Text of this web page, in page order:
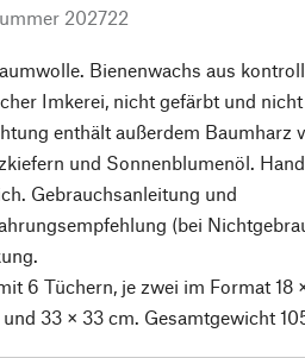
202722
Bienenwachs aus
Imkerei, nicht gefärbt und
enthält außerdem Baumharz
und Sonnenblumenöl.
Gebrauchsanleitung und
(bei
6 Tüchern, je zwei im Format 18
und 33 × 33 cm. Gesamtgewicht